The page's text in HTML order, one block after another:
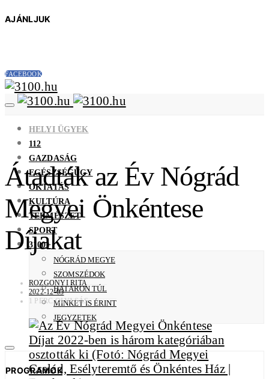
AJÁNLJUK
FACEBOOK
HELYI ÜGYEK
112
GAZDASÁG
EGÉSZSÉGÜGY
OKTATÁS
KULTÚRA
TERMÉSZET
SPORT
3100+
NÓGRÁD MEGYE
SZOMSZÉDOK
HATÁRON TÚL
MINKET IS ÉRINT
JEGYZETEK
PROGRAMOK
Átadták az Év Nógrád
Megyei Önkéntese
Díjakat
ROZGONYI RITA
2022-12-05
1 PERC OLVASÁS